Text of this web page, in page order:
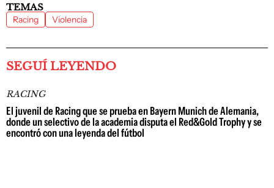
TEMAS
Racing Violencia
SEGUÍ LEYENDO
RACING
El juvenil de Racing que se prueba en Bayern Munich de Alemania,
donde un selectivo de la academia disputa el Red&Gold Trophy y se
encontró con una leyenda del fútbol